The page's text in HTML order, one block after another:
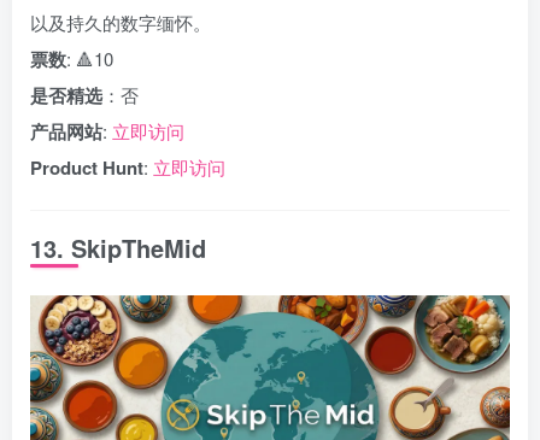
以及持久的数字缅怀。
票数: 🔺10
是否精选 ：否
产品网站: 立即访问
Product Hunt: 立即访问
13. SkipTheMid